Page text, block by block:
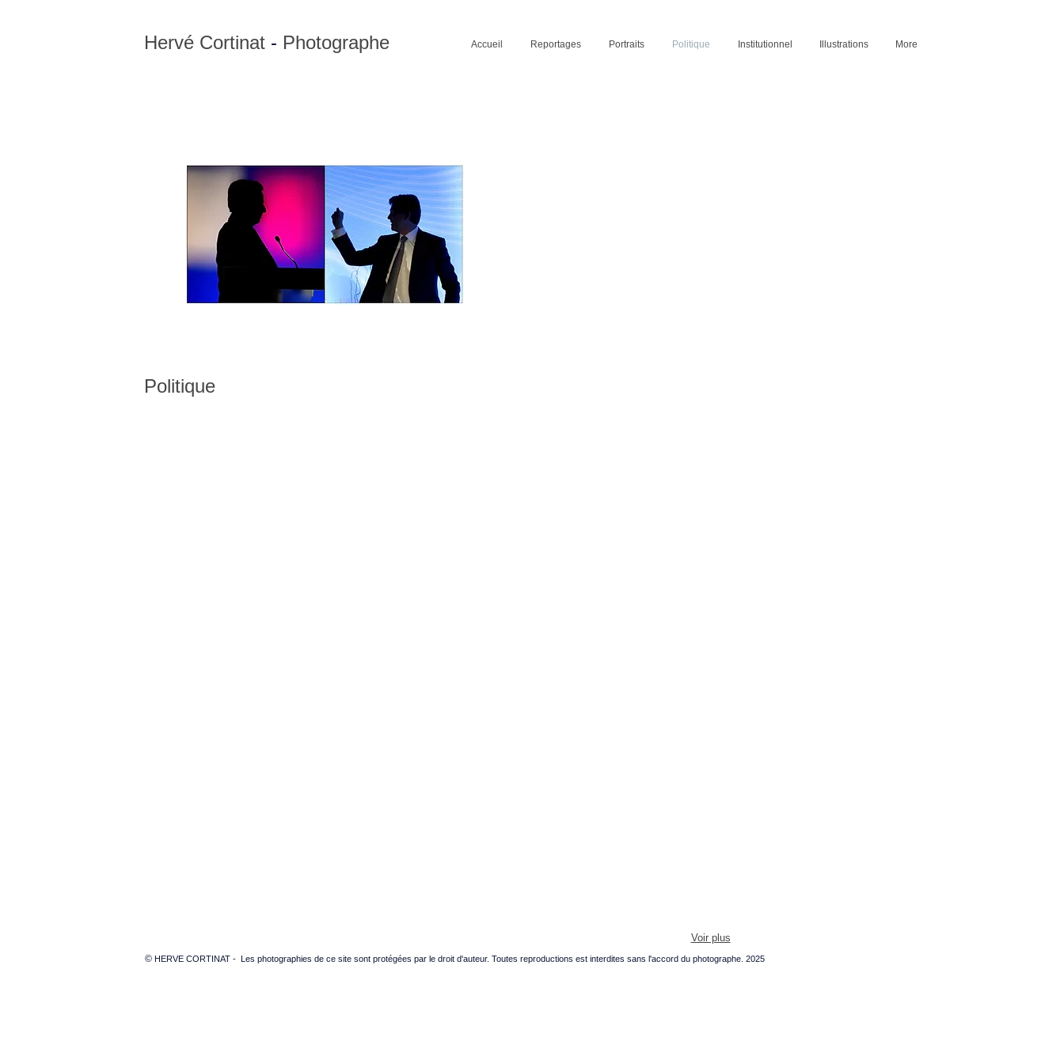
Hervé Cortinat ​ - Photographe Accueil Reportages Portraits Politique Institutionnel Illustrations More
Politique
Voir plus
© HERVE CORTINAT - Les photographies de ce site sont protégées par le droit d'auteur. Toutes reproductions est interdites sans l'accord du photographe. 2025